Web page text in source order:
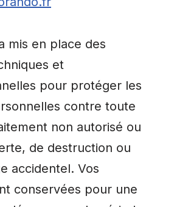
mis en place des
et
pour protéger les
contre toute
non autorisé ou
de destruction ou
accidentel. Vos
conservées pour une